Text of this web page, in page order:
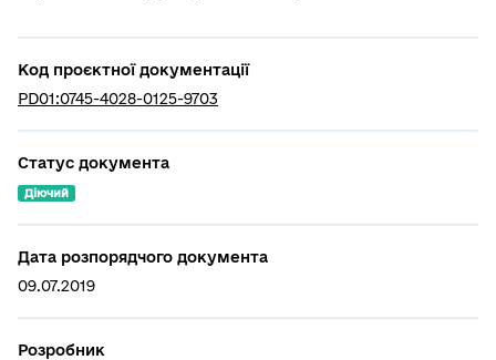
Код проєктної документації
PD01:0745-4028-0125-9703
Статус документа
Діючий
Дата розпорядчого документа
09.07.2019
Розробник